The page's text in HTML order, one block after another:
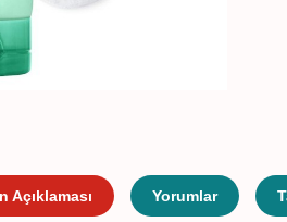
Açıklaması Yorumlar